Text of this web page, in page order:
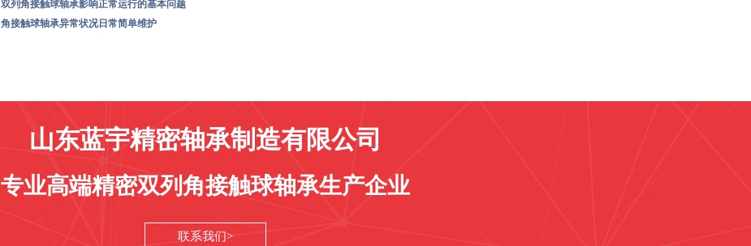
双列角接触球轴承影响正常运行的基本问题
角接触球轴承异常状况日常简单维护
山东蓝宇精密轴承制造有限公司
专业高端精密双列角接触球轴承生产企业
联系我们